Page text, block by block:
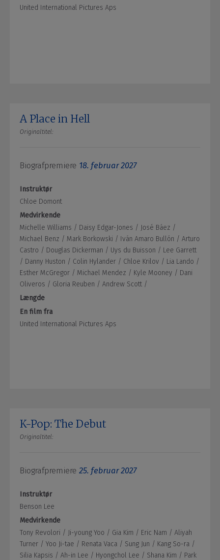
United International Pictures Aps
A Place in Hell
Originaltitel:
Biografpremiere 18. februar 2027
Instruktør
Chloe Domont
Medvirkende
Michelle Williams / Daisy Edgar-Jones / José Báez /
Michael Benz / Mark Borkowski / Iván Amaro Bullón / Arturo
Castro / Douglas Dickerman / Uys du Buisson / Lee Garrett
/ Danny Huston / Colin Hylander / Chloe Krilov / Lia Lando /
Esther McGregor / Michael Mendez / Kyle Mooney / Dani
Oliveros / Gloria Reuben / Andrew Scott /
Længde
En film fra
United International Pictures Aps
K-Pop: The Debut
Originaltitel:
Biografpremiere 25. februar 2027
Instruktør
Benson Lee
Medvirkende
Tony Revolori / Ji-young Yoo / Gia Kim / Eric Nam / Aliyah
Turner / Yoo Ji-tae / Renata Vaca / Sung Jun / Kang So-ra /
Silia Kapsis / Ah-in Lee / Hyongchol Lee / Shana Kim / Park